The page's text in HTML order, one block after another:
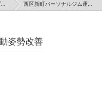
西区新町パーソナルジム運動姿勢改善
姿勢改善